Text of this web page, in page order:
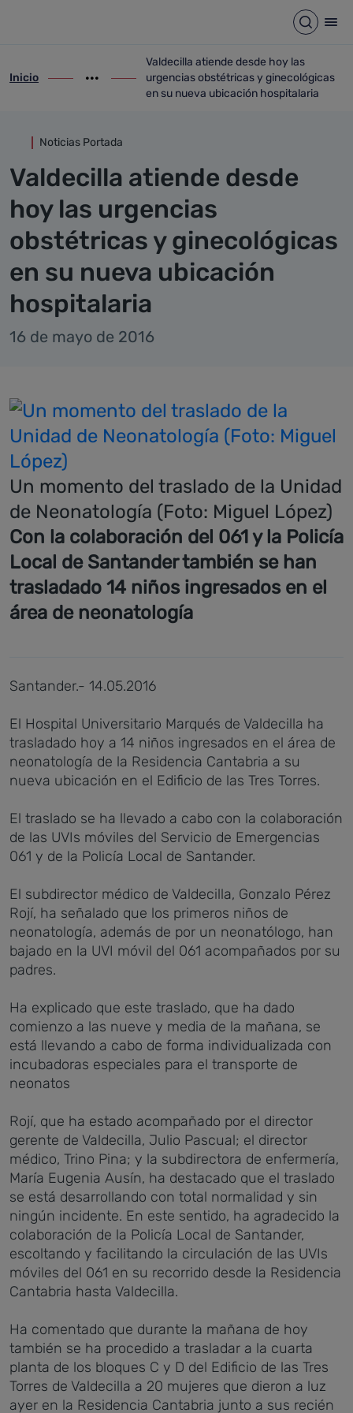
Abrir
ir-a inicio
Inicio
Mostrar opciones del camino de migas
ir-a Valdecilla atiende desde hoy las
Valdecilla atiende desde hoy las
urgencias obstétricas y ginecológicas
en su nueva ubicación hospitalaria
Noticias Portada
Valdecilla atiende desde
hoy las urgencias
obstétricas y ginecológicas
en su nueva ubicación
hospitalaria
16 de mayo de 2016
Un momento del traslado de la Unidad
de Neonatología (Foto: Miguel López)
Con la colaboración del 061 y la Policía
Local de Santander también se han
trasladado 14 niños ingresados en el
área de neonatología
Santander.- 14.05.2016
El Hospital Universitario Marqués de Valdecilla ha
trasladado hoy a 14 niños ingresados en el área de
neonatología de la Residencia Cantabria a su
nueva ubicación en el Edificio de las Tres Torres.
El traslado se ha llevado a cabo con la colaboración
de las UVIs móviles del Servicio de Emergencias
061 y de la Policía Local de Santander.
El subdirector médico de Valdecilla, Gonzalo Pérez
Rojí, ha señalado que los primeros niños de
neonatología, además de por un neonatólogo, han
bajado en la UVI móvil del 061 acompañados por su
padres.
Ha explicado que este traslado, que ha dado
comienzo a las nueve y media de la mañana, se
está llevando a cabo de forma individualizada con
incubadoras especiales para el transporte de
neonatos
Rojí, que ha estado acompañado por el director
gerente de Valdecilla, Julio Pascual; el director
médico, Trino Pina; y la subdirectora de enfermería,
María Eugenia Ausín, ha destacado que el traslado
se está desarrollando con total normalidad y sin
ningún incidente. En este sentido, ha agradecido la
colaboración de la Policía Local de Santander,
escoltando y facilitando la circulación de las UVIs
móviles del 061 en su recorrido desde la Residencia
Cantabria hasta Valdecilla.
Ha comentado que durante la mañana de hoy
también se ha procedido a trasladar a la cuarta
planta de los bloques C y D del Edificio de las Tres
Torres de Valdecilla a 20 mujeres que dieron a luz
ayer en la Residencia Cantabria junto a sus recién